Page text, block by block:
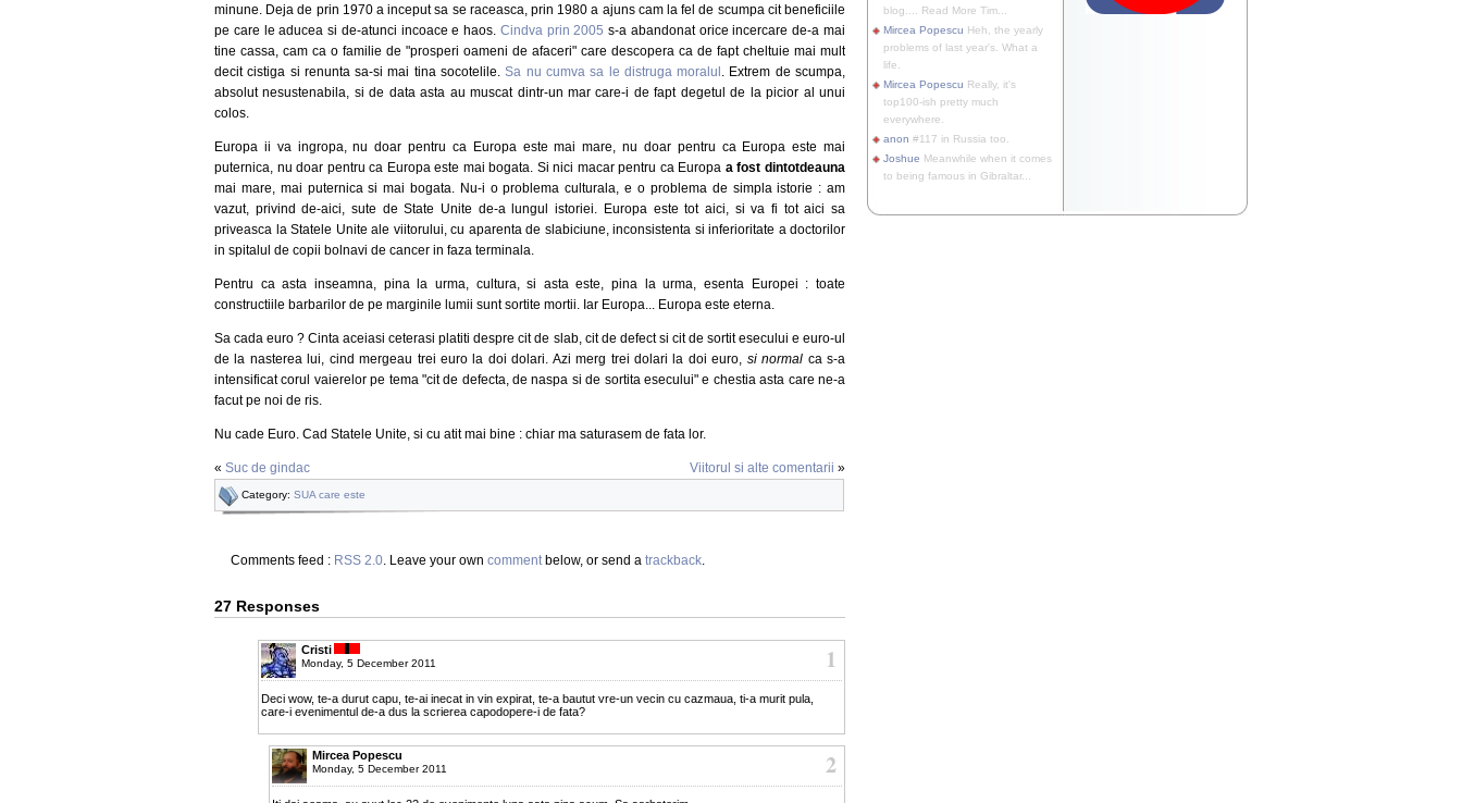
minune. Deja de prin 1970 a inceput sa se raceasca, prin 1980 a ajuns cam la fel de scumpa cit beneficiile
pe care le aducea si de-atunci incoace e haos. Cindva prin 2005 s-a abandonat orice incercare de-a mai
tine cassa, cam ca o familie de "prosperi oameni de afaceri" care descopera ca de fapt cheltuie mai mult
decit cistiga si renunta sa-si mai tina socotelile.Sa nu cumva sa le distruga moralul . Extrem de scumpa,
absolut nesustenabila, si de data asta au muscat dintr-un mar care-i de fapt degetul de la picior al unui
colos.
Europa ii va ingropa, nu doar pentru ca Europa este mai mare, nu doar pentru ca Europa este mai
puternica, nu doar pentru ca Europa este mai bogata. Si nici macar pentru ca Europa a fost dintotdeauna
mai mare, mai puternica si mai bogata. Nu-i o problema culturala, e o problema de simpla istorie : am
vazut, privind de-aici, sute de State Unite de-a lungul istoriei. Europa este tot aici, si va fi tot aici sa
priveasca la Statele Unite ale viitorului, cu aparenta de slabiciune, inconsistenta si inferioritate a doctorilor
in spitalul de copii bolnavi de cancer in faza terminala.
Pentru ca asta inseamna, pina la urma, cultura, si asta este, pina la urma, esenta Europei : toate
constructiile barbarilor de pe marginile lumii sunt sortite mortii. Iar Europa... Europa este eterna.
Sa cada euro ? Cinta aceiasi ceterasi platiti despre cit de slab, cit de defect si cit de sortit esecului e euro-ul
de la nasterea lui, cind mergeau trei euro la doi dolari. Azi merg trei dolari la doi euro, si normal ca s-a
intensificat corul vaierelor pe tema "cit de defecta, de naspa si de sortita esecului" e chestia asta care ne-a
facut pe noi de ris.
Nu cade Euro. Cad Statele Unite, si cu atit mai bine : chiar ma saturasem de fata lor.
« Suc de gindac Viitorul si alte comentarii »
Category: SUA care este
Comments feed : RSS 2.0 . Leave your own comment below, or send a trackback
27 Responses
1
Cristi
Monday, 5 December 2011
Deci wow, te-a durut capu, te-ai inecat in vin expirat, te-a bautut vre-un vecin cu cazmaua, ti-a murit pula,
care-i evenimentul de-a dus la scrierea capodopere-i de fata?
2
Mircea Popescu
Monday, 5 December 2011
blog.... Read More Tim...
Mircea Popescu Heh, the yearly
problems of last year's. What a
life.
Mircea Popescu Really, it's
top100-ish pretty much
everywhere.
anon #117 in Russia too.
Joshue Meanwhile when it comes
to being famous in Gibraltar...